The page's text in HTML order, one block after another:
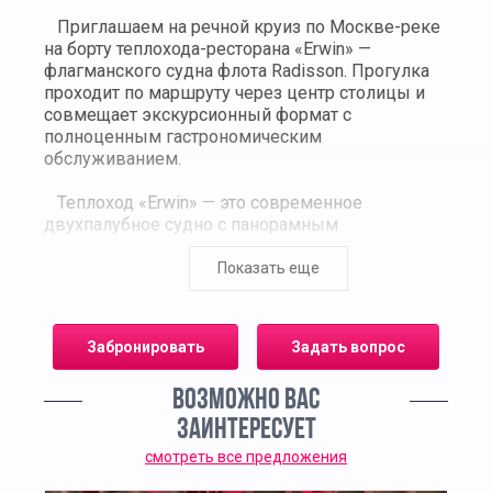
Приглашаем на речной круиз по Москве-реке
на борту теплохода-ресторана «Erwin» —
флагманского судна флота Radisson. Прогулка
проходит по маршруту через центр столицы и
совмещает экскурсионный формат с
полноценным гастрономическим
обслуживанием.
Теплоход «Erwin» — это современное
двухпалубное судно с панорамным
интерьером и ресторанной кухней морской
широким выбором рыбы и морепродуктов, а
также авторскими напитками. Обслуживание
Маршрут охватывает главные
достопримечательности города: гостиница
«Украина», Москва-Сити, Кутузовский проспект,
Новодевичий монастырь, стадион «Лужники»,
Показать еще
Забронировать Задать вопрос
ВОЗМОЖНО ВАС
ЗАИНТЕРЕСУЕТ
смотреть все предложения